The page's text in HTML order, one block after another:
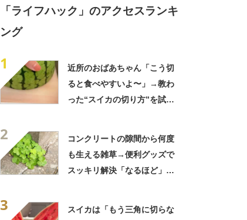
「ライフハック」のアクセスランキ
ング
1
近所のおばあちゃん「こう切
ると食べやすいよ〜」→教わ
った“スイカの切り方”を試し
2
コンクリートの隙間から何度
も生える雑草→便利グッズで
スッキリ解決「なるほど」
3
スイカは「もう三角に切らな